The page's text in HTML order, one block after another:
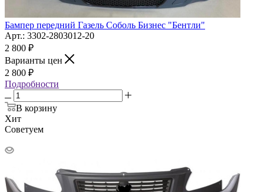
Бампер передний Газель Соболь Бизнес "Бентли"
Арт.: 3302-2803012-20
2 800 ₽
Варианты цен
2 800 ₽
Подробности
В корзину
Хит
Советуем